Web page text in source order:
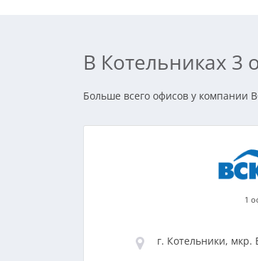
В Котельниках 3
Больше всего офисов у компании
1
г. Котельники, мкр.